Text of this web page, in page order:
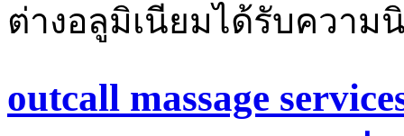
ต่างอลูมิเนียมได้รับความ
outcall massage